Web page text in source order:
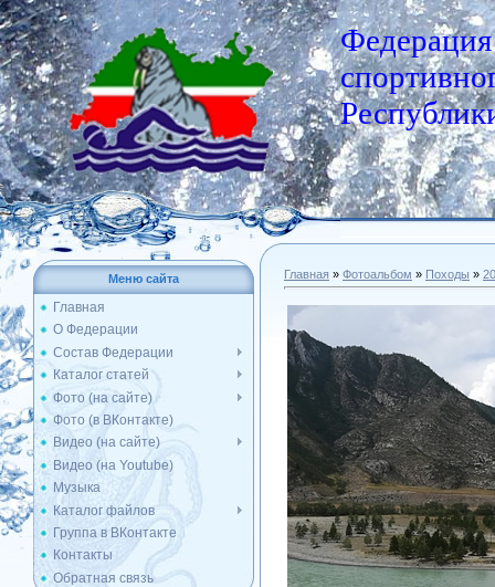
Федерация
Меню сайта
Главная
О Федерации
Состав Федерации
Каталог статей
Фото (на сайте)
Фото (в ВКонтакте)
Видео (на сайте)
Видео (на Youtube)
Музыка
Каталог файлов
Группа в ВКонтакте
Контакты
Обратная связь
Главная » Фотоальбом » Походы »